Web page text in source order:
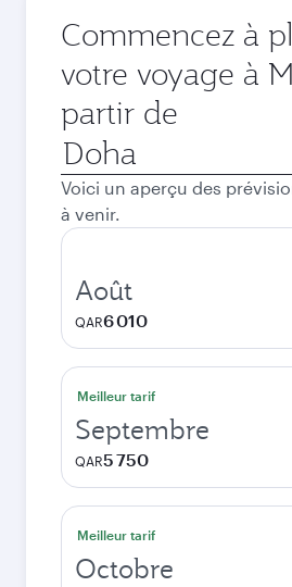
Commencez à
votre voyage à
partir de
Ville
de
départ
Voici un aperçu des
à venir.
Août
QAR6 010
Meilleur tarif
Septembre
QAR5 750
Meilleur tarif
Octobre